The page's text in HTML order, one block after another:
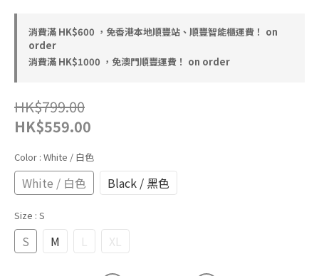
消費滿 HK$600 ，免香港本地順豐站、順豐智能櫃運費！ on
order
消費滿 HK$1000 ，免澳門順豐運費！ on order
HK$799.00
HK$559.00
Color : White / 白色
White / 白色 Black / 黑色
Size : S
S M L XL